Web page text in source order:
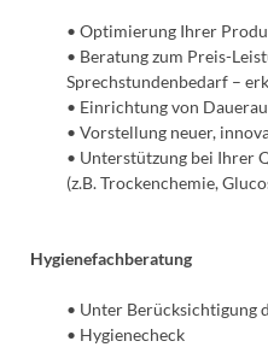
• Optimierung Ihrer
• Beratung zum Preis-
Sprechstundenbedarf –
• Einrichtung von
• Vorstellung neuer,
• Unterstützung bei Ihrer
(z.B. Trockenchemie,
Hygienefachberatung
• Unter Berücksichtigung
• Hygienecheck